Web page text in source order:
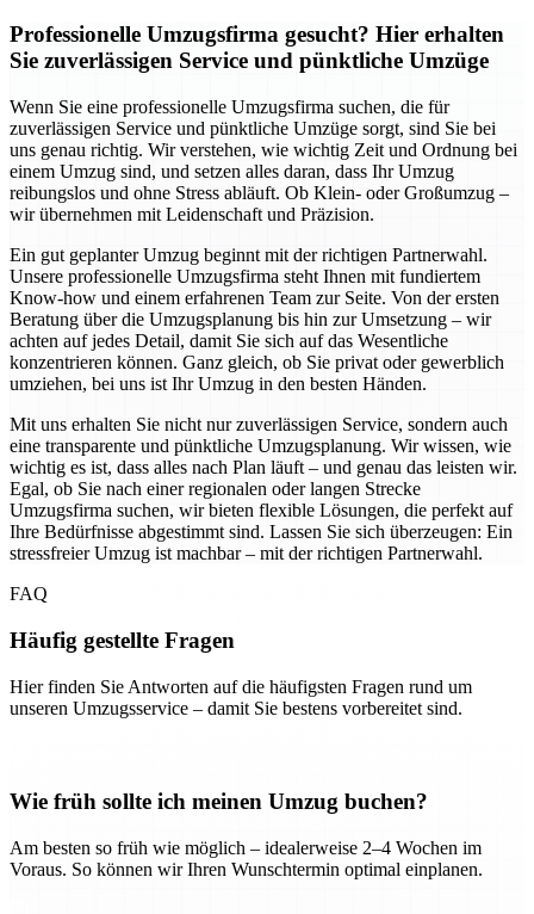
Professionelle Umzugsfirma gesucht? Hier erhalten
Sie zuverlässigen Service und pünktliche Umzüge
Wenn Sie eine professionelle Umzugsfirma suchen, die für
zuverlässigen Service und pünktliche Umzüge sorgt, sind Sie bei
uns genau richtig. Wir verstehen, wie wichtig Zeit und Ordnung bei
einem Umzug sind, und setzen alles daran, dass Ihr Umzug
reibungslos und ohne Stress abläuft. Ob Klein- oder Großumzug –
wir übernehmen mit Leidenschaft und Präzision.
Ein gut geplanter Umzug beginnt mit der richtigen Partnerwahl.
Unsere professionelle Umzugsfirma steht Ihnen mit fundiertem
Know-how und einem erfahrenen Team zur Seite. Von der ersten
Beratung über die Umzugsplanung bis hin zur Umsetzung – wir
achten auf jedes Detail, damit Sie sich auf das Wesentliche
konzentrieren können. Ganz gleich, ob Sie privat oder gewerblich
umziehen, bei uns ist Ihr Umzug in den besten Händen.
Mit uns erhalten Sie nicht nur zuverlässigen Service, sondern auch
eine transparente und pünktliche Umzugsplanung. Wir wissen, wie
wichtig es ist, dass alles nach Plan läuft – und genau das leisten wir.
Egal, ob Sie nach einer regionalen oder langen Strecke
Umzugsfirma suchen, wir bieten flexible Lösungen, die perfekt auf
Ihre Bedürfnisse abgestimmt sind. Lassen Sie sich überzeugen: Ein
stressfreier Umzug ist machbar – mit der richtigen Partnerwahl.
FAQ
Häufig gestellte Fragen
Hier finden Sie Antworten auf die häufigsten Fragen rund um
unseren Umzugsservice – damit Sie bestens vorbereitet sind.
Wie früh sollte ich meinen Umzug buchen?
Am besten so früh wie möglich – idealerweise 2–4 Wochen im
Voraus. So können wir Ihren Wunschtermin optimal einplanen.